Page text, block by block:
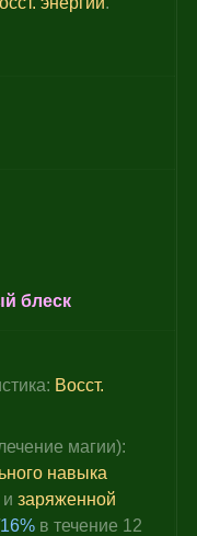
блеск
Восст.
магии):
навыка
и заряженной
16% в течение 12